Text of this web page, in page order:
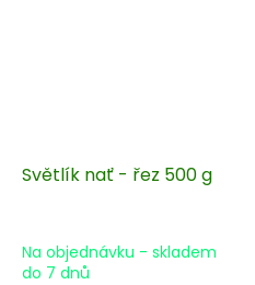
Světlík nať - řez 500 g
Na objednávku - skladem
do 7 dnů